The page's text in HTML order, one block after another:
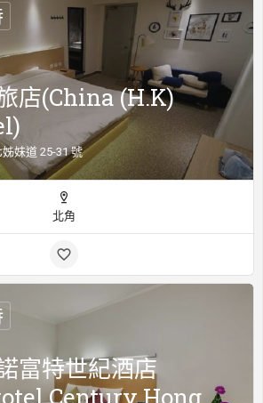
店(China (H.K)
妹道 25-31 號
北角
富特世紀酒店
Century Hong